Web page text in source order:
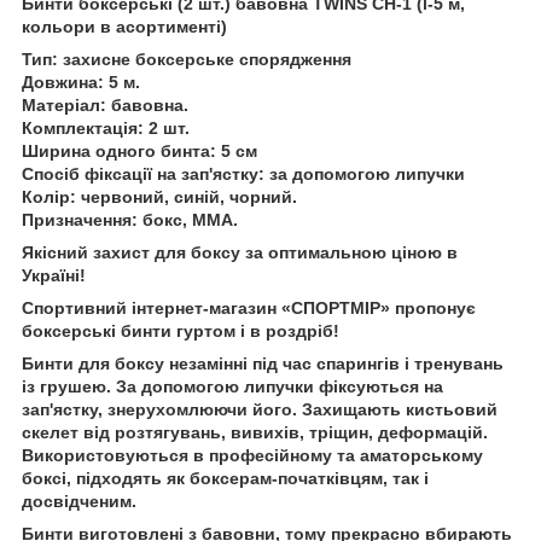
кольори в асортименті)
Тип: захисне боксерське спорядження
Довжина: 5 м.
Матеріал: бавовна.
Комплектація: 2 шт.
Ширина одного бинта: 5 см
Спосіб фіксації на зап'ястку: за допомогою липучки
Колір: червоний, синій, чорний.
Призначення: бокс, ММА.
Якісний захист для боксу за оптимальною ціною в
Україні!
Спортивний інтернет-магазин «СПОРТМІР» пропонує
боксерські бинти гуртом і в роздріб!
Бинти для боксу незамінні під час спарингів і тренувань
із грушею. За допомогою липучки фіксуються на
зап'ястку, знерухомлюючи його. Захищають кистьовий
скелет від розтягувань, вивихів, тріщин, деформацій.
Використовуються в професійному та аматорському
боксі, підходять як боксерам-початківцям, так і
досвідченим.
Бинти виготовлені з бавовни, тому прекрасно вбирають